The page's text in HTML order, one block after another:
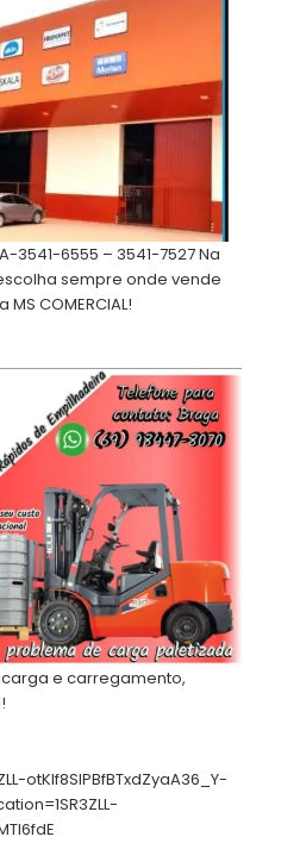
3541-6555 – 3541-7527 Na
sempre onde vende
COMERCIAL!
e carregamento,
otKIf8SlPBfBTxdZyaA36_Y-